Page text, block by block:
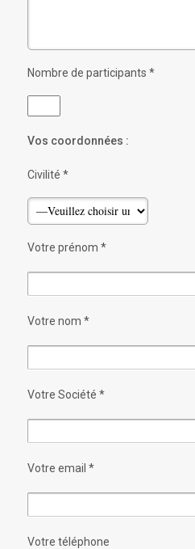
Nombre de participants *
Vos coordonnées :
Civilité *
Votre prénom *
Votre nom *
Votre Société *
Votre email *
Votre téléphone